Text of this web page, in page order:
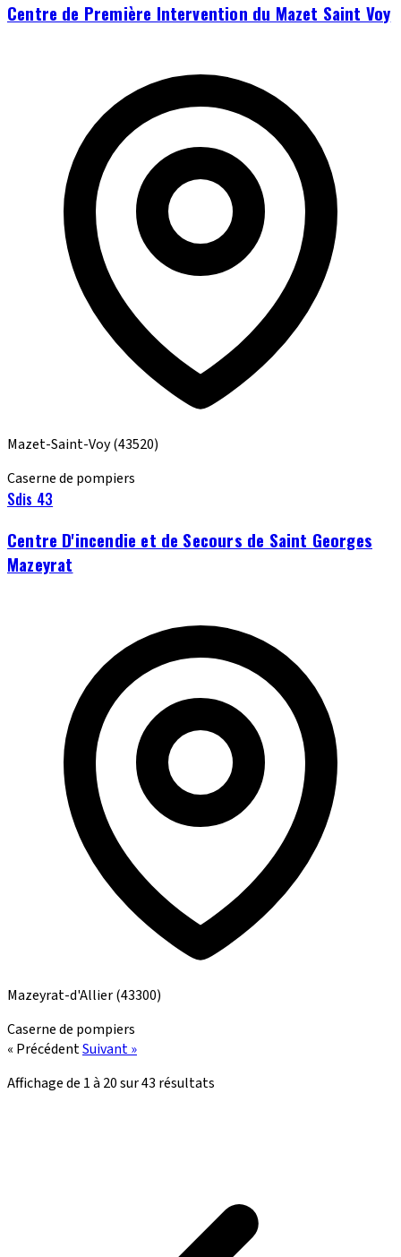
Centre de Première Intervention du Mazet Saint Voy
Mazet-Saint-Voy(43520)
Caserne de pompiers
Sdis 43
Centre D'incendie et de Secours de Saint Georges
Mazeyrat
Mazeyrat-d'Allier(43300)
Caserne de pompiers
« PrécédentSuivant »
Affichage de 1à 20sur43 résultats